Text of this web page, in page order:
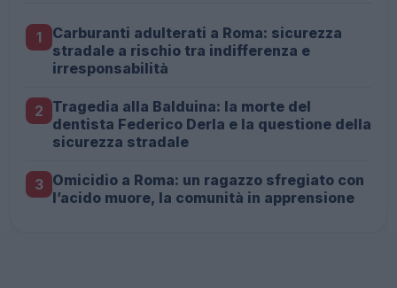
1
Carburanti adulterati a Roma: sicurezza
stradale a rischio tra indifferenza e
irresponsabilità
2 Tragedia alla Balduina: la morte del
dentista Federico Derla e la questione della
sicurezza stradale
3 Omicidio a Roma: un ragazzo sfregiato con
l’acido muore, la comunità in apprensione